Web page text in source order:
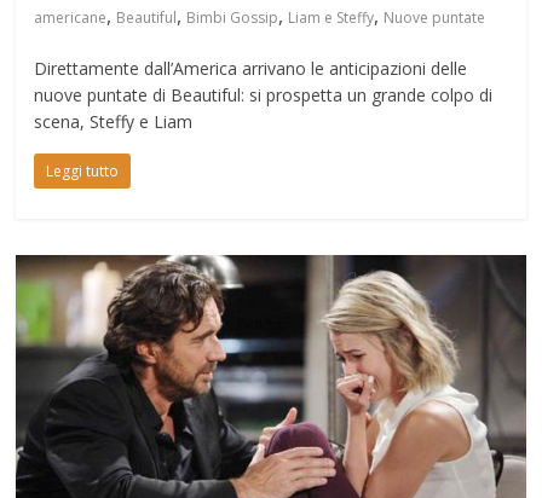
americane, Beautiful, Bimbi Gossip, Liam e Steffy, Nuove puntate
Direttamente dall’America arrivano le anticipazioni delle
nuove puntate di Beautiful: si prospetta un grande colpo di
scena, Steffy e Liam
Leggi tutto